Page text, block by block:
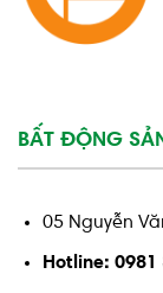
BẤT ĐỘNG
05 Nguyễn
Hotline: 0981